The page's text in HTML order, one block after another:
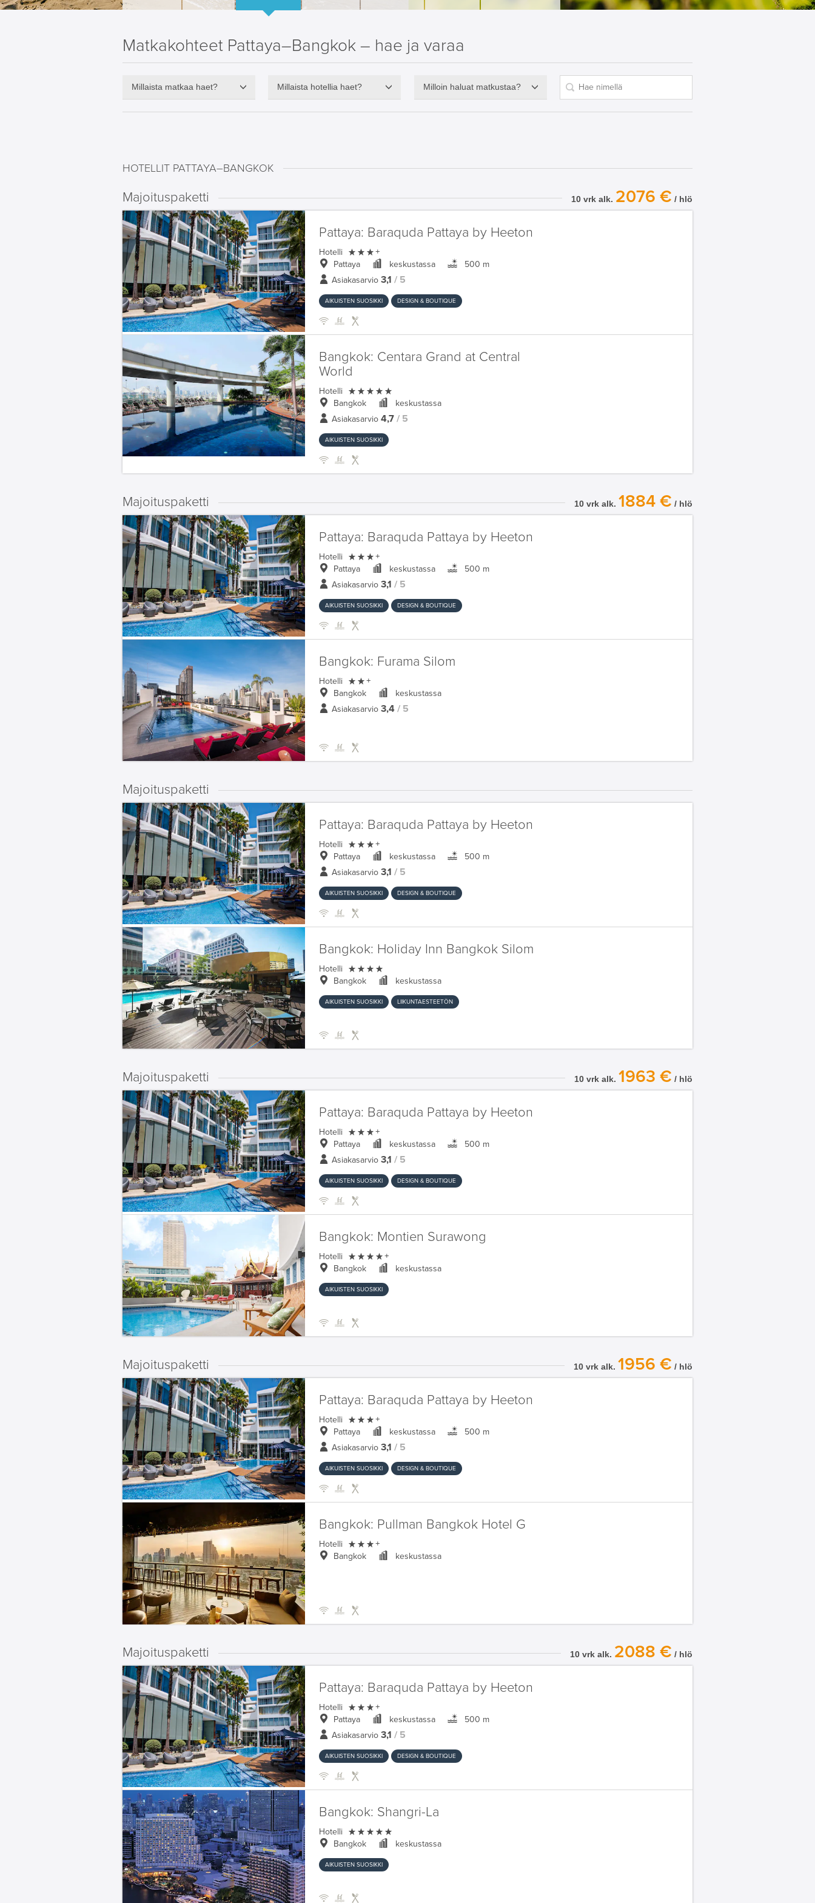
Matkakohteet Pattaya–Bangkok – hae ja varaa
Millaista matkaa haet? Millaista hotellia haet? Milloin haluat matkustaa?
HOTELLIT PATTAYA–BANGKOK
Majoituspaketti 10 vrk alk. 2076 € / hlö
Pattaya: Baraquda Pattaya by Heeton
Hotelli  +
Pattaya keskustassa
500 m
Asiakasarvio 3,1/ 5
AIKUISTEN SUOSIKKI DESIGN & BOUTIQUE
Bangkok: Centara Grand at Central
World
Hotelli 
Bangkok
keskustassa
Asiakasarvio 4,7/ 5
AIKUISTEN SUOSIKKI
Majoituspaketti 10 vrk alk. 1884 € / hlö
Pattaya: Baraquda Pattaya by Heeton
Hotelli  +
Pattaya keskustassa
500 m
Asiakasarvio 3,1/ 5
AIKUISTEN SUOSIKKI DESIGN & BOUTIQUE
Bangkok: Furama Silom
Hotelli  +
Bangkok
keskustassa
Asiakasarvio 3,4/ 5
Majoituspaketti
Pattaya: Baraquda Pattaya by Heeton
Hotelli  +
Pattaya keskustassa
500 m
Asiakasarvio 3,1/ 5
AIKUISTEN SUOSIKKI DESIGN & BOUTIQUE
Bangkok: Holiday Inn Bangkok Silom
Hotelli 
Bangkok keskustassa
AIKUISTEN SUOSIKKI LIIKUNTAESTEETÖN
Majoituspaketti 10 vrk alk. 1963 € / hlö
Pattaya: Baraquda Pattaya by Heeton
Hotelli  +
Pattaya keskustassa
500 m
Asiakasarvio 3,1/ 5
AIKUISTEN SUOSIKKI DESIGN & BOUTIQUE
Bangkok: Montien Surawong
Hotelli  +
Bangkok keskustassa
AIKUISTEN SUOSIKKI
Majoituspaketti 10 vrk alk. 1956 € / hlö
Pattaya: Baraquda Pattaya by Heeton
Hotelli  +
Pattaya keskustassa
500 m
Asiakasarvio 3,1/ 5
AIKUISTEN SUOSIKKI DESIGN & BOUTIQUE
Bangkok: Pullman Bangkok Hotel G
Hotelli  +
Bangkok keskustassa
Majoituspaketti 10 vrk alk. 2088 € / hlö
Pattaya: Baraquda Pattaya by Heeton
Hotelli  +
Pattaya keskustassa
500 m
Asiakasarvio 3,1/ 5
AIKUISTEN SUOSIKKI DESIGN & BOUTIQUE
Bangkok: Shangri-La
Hotelli 
Bangkok keskustassa
AIKUISTEN SUOSIKKI